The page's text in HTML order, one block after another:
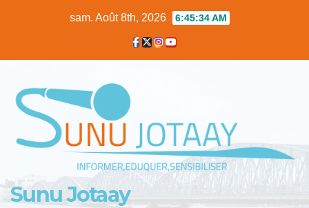
sam. Août 8th, 2026 6:45:35 AM
Sunu Jotaay